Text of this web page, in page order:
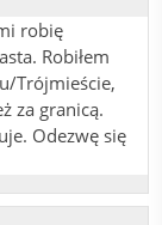
robię
Robiłem
Trójmieście,
za granicą.
Odezwę się